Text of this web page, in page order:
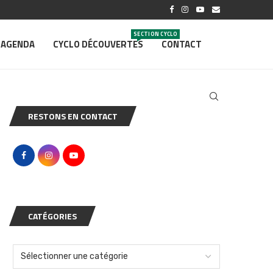
AGENDA CYCLO DÉCOUVERTES
SECTION CYCLO
CONTACT
RESTONS EN CONTACT
CATÉGORIES